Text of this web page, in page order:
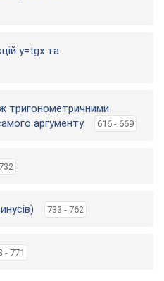
y=tgx та
тригонометричними
аргументу
616 - 669
733 - 762
- 771